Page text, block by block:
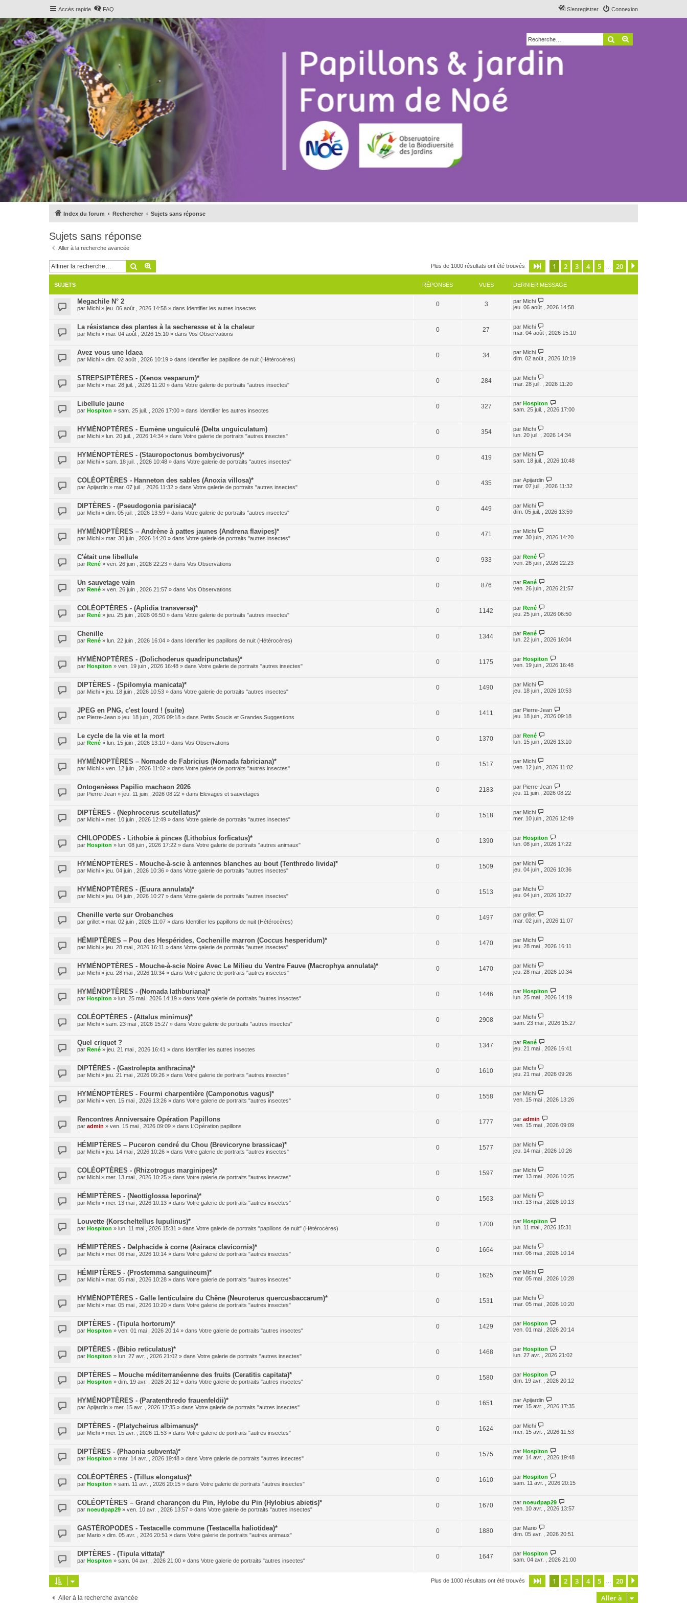
Accès rapide FAQ Connexion
S’enregistrer
Rechercher
Index du forum Rechercher Sujets sans réponse
Sujets sans réponse
Aller à la recherche avancée
Rechercher Plus de 1000 résultats ont été trouvés Page sur20
1 2 3 4 5 20
SUJETS RÉPONSES VUES DERNIER MESSAGE
Megachile N° 2
par Michi » jeu. 06 août , 2026 14:58 » dans Identifier les autres insectes
0 3 par Michi
jeu. 06 août , 2026 14:58
La résistance des plantes à la secheresse et à la chaleur
par Michi » mar. 04 août , 2026 15:10 » dans Vos Observations
0 27 par Michi
mar. 04 août , 2026 15:10
Avez vous une Idaea
par Michi » dim. 02 août , 2026 10:19 » dans Identifier les papillons de nuit (Hétérocères)
0 34 par Michi
dim. 02 août , 2026 10:19
STREPSIPTÈRES - (Xenos vesparum)*
par Michi » mar. 28 juil. , 2026 11:20 » dans Votre galerie de portraits "autres insectes"
0 284 par Michi
mar. 28 juil. , 2026 11:20
Libellule jaune
par Hospiton » sam. 25 juil. , 2026 17:00 » dans Identifier les autres insectes
0 327 par Hospiton
sam. 25 juil. , 2026 17:00
HYMÉNOPTÈRES - Eumène unguiculé (Delta unguiculatum)
par Michi » lun. 20 juil. , 2026 14:34 » dans Votre galerie de portraits "autres insectes"
0 354 par Michi
lun. 20 juil. , 2026 14:34
HYMÉNOPTÈRES - (Stauropoctonus bombycivorus)*
par Michi » sam. 18 juil. , 2026 10:48 » dans Votre galerie de portraits "autres insectes"
0 419 par Michi
sam. 18 juil. , 2026 10:48
COLÉOPTÈRES - Hanneton des sables (Anoxia villosa)*
par Apijardin » mar. 07 juil. , 2026 11:32 » dans Votre galerie de portraits "autres insectes"
0 435 par Apijardin
mar. 07 juil. , 2026 11:32
DIPTÈRES - (Pseudogonia parisiaca)*
par Michi » dim. 05 juil. , 2026 13:59 » dans Votre galerie de portraits "autres insectes"
0 449 par Michi
dim. 05 juil. , 2026 13:59
HYMÉNOPTÈRES – Andrène à pattes jaunes (Andrena flavipes)*
par Michi » mar. 30 juin , 2026 14:20 » dans Votre galerie de portraits "autres insectes"
0 471 par Michi
mar. 30 juin , 2026 14:20
C'était une libellule
par René » ven. 26 juin , 2026 22:23 » dans Vos Observations
0 933 par René
ven. 26 juin , 2026 22:23
Un sauvetage vain
par René » ven. 26 juin , 2026 21:57 » dans Vos Observations
0 876 par René
ven. 26 juin , 2026 21:57
COLÉOPTÈRES - (Aplidia transversa)*
par René » jeu. 25 juin , 2026 06:50 » dans Votre galerie de portraits "autres insectes"
0 1142 par René
jeu. 25 juin , 2026 06:50
Chenille
par René » lun. 22 juin , 2026 16:04 » dans Identifier les papillons de nuit (Hétérocères)
0 1344 par René
lun. 22 juin , 2026 16:04
HYMÉNOPTÈRES - (Dolichoderus quadripunctatus)*
par Hospiton » ven. 19 juin , 2026 16:48 » dans Votre galerie de portraits "autres insectes"
0 1175 par Hospiton
ven. 19 juin , 2026 16:48
DIPTÈRES - (Spilomyia manicata)*
par Michi » jeu. 18 juin , 2026 10:53 » dans Votre galerie de portraits "autres insectes"
0 1490 par Michi
jeu. 18 juin , 2026 10:53
JPEG en PNG, c'est lourd ! (suite)
par Pierre-Jean » jeu. 18 juin , 2026 09:18 » dans Petits Soucis et Grandes Suggestions
0 1411 par Pierre-Jean
jeu. 18 juin , 2026 09:18
Le cycle de la vie et la mort
par René » lun. 15 juin , 2026 13:10 » dans Vos Observations
0 1370 par René
lun. 15 juin , 2026 13:10
HYMÉNOPTÈRES – Nomade de Fabricius (Nomada fabriciana)*
par Michi » ven. 12 juin , 2026 11:02 » dans Votre galerie de portraits "autres insectes"
0 1517 par Michi
ven. 12 juin , 2026 11:02
Ontogenèses Papilio machaon 2026
par Pierre-Jean » jeu. 11 juin , 2026 08:22 » dans Elevages et sauvetages
0 2183 par Pierre-Jean
jeu. 11 juin , 2026 08:22
DIPTÈRES - (Nephrocerus scutellatus)*
par Michi » mer. 10 juin , 2026 12:49 » dans Votre galerie de portraits "autres insectes"
0 1518 par Michi
mer. 10 juin , 2026 12:49
CHILOPODES - Lithobie à pinces (Lithobius forficatus)*
par Hospiton » lun. 08 juin , 2026 17:22 » dans Votre galerie de portraits "autres animaux"
0 1390 par Hospiton
lun. 08 juin , 2026 17:22
HYMÉNOPTÈRES - Mouche-à-scie à antennes blanches au bout (Tenthredo livida)*
par Michi » jeu. 04 juin , 2026 10:36 » dans Votre galerie de portraits "autres insectes"
0 1509 par Michi
jeu. 04 juin , 2026 10:36
HYMÉNOPTÈRES - (Euura annulata)*
par Michi » jeu. 04 juin , 2026 10:27 » dans Votre galerie de portraits "autres insectes"
0 1513 par Michi
jeu. 04 juin , 2026 10:27
Chenille verte sur Orobanches
par grillet » mar. 02 juin , 2026 11:07 » dans Identifier les papillons de nuit (Hétérocères)
0 1497 par grillet
mar. 02 juin , 2026 11:07
HÉMIPTÈRES – Pou des Hespérides, Cochenille marron (Coccus hesperidum)*
par Michi » jeu. 28 mai , 2026 16:11 » dans Votre galerie de portraits "autres insectes"
0 1470 par Michi
jeu. 28 mai , 2026 16:11
HYMÉNOPTÈRES - Mouche-à-scie Noire Avec Le Milieu du Ventre Fauve (Macrophya annulata)*
par Michi » jeu. 28 mai , 2026 10:34 » dans Votre galerie de portraits "autres insectes"
0 1470 par Michi
jeu. 28 mai , 2026 10:34
HYMÉNOPTÈRES - (Nomada lathburiana)*
par Hospiton » lun. 25 mai , 2026 14:19 » dans Votre galerie de portraits "autres insectes"
0 1446 par Hospiton
lun. 25 mai , 2026 14:19
COLÉOPTÈRES - (Attalus minimus)*
par Michi » sam. 23 mai , 2026 15:27 » dans Votre galerie de portraits "autres insectes"
0 2908 par Michi
sam. 23 mai , 2026 15:27
Quel criquet ?
par René » jeu. 21 mai , 2026 16:41 » dans Identifier les autres insectes
0 1347 par René
jeu. 21 mai , 2026 16:41
DIPTÈRES - (Gastrolepta anthracina)*
par Michi » jeu. 21 mai , 2026 09:26 » dans Votre galerie de portraits "autres insectes"
0 1610 par Michi
jeu. 21 mai , 2026 09:26
HYMÉNOPTÈRES - Fourmi charpentière (Camponotus vagus)*
par Michi » ven. 15 mai , 2026 13:26 » dans Votre galerie de portraits "autres insectes"
0 1558 par Michi
ven. 15 mai , 2026 13:26
Rencontres Anniversaire Opération Papillons
par admin » ven. 15 mai , 2026 09:09 » dans L’Opération papillons
0 1777 par admin
ven. 15 mai , 2026 09:09
HÉMIPTÈRES – Puceron cendré du Chou (Brevicoryne brassicae)*
par Michi » jeu. 14 mai , 2026 10:26 » dans Votre galerie de portraits "autres insectes"
0 1577 par Michi
jeu. 14 mai , 2026 10:26
COLÉOPTÈRES - (Rhizotrogus marginipes)*
par Michi » mer. 13 mai , 2026 10:25 » dans Votre galerie de portraits "autres insectes"
0 1597 par Michi
mer. 13 mai , 2026 10:25
HÉMIPTÈRES - (Neottiglossa leporina)*
par Michi » mer. 13 mai , 2026 10:13 » dans Votre galerie de portraits "autres insectes"
0 1563 par Michi
mer. 13 mai , 2026 10:13
Louvette (Korscheltellus lupulinus)*
par Hospiton » lun. 11 mai , 2026 15:31 » dans Votre galerie de portraits "papillons de nuit" (Hétérocères)
0 1700 par Hospiton
lun. 11 mai , 2026 15:31
HÉMIPTÈRES - Delphacide à corne (Asiraca clavicornis)*
par Michi » mer. 06 mai , 2026 10:14 » dans Votre galerie de portraits "autres insectes"
0 1664 par Michi
mer. 06 mai , 2026 10:14
HÉMIPTÈRES - (Prostemma sanguineum)*
par Michi » mar. 05 mai , 2026 10:28 » dans Votre galerie de portraits "autres insectes"
0 1625 par Michi
mar. 05 mai , 2026 10:28
HYMÉNOPTÈRES - Galle lenticulaire du Chêne (Neuroterus quercusbaccarum)*
par Michi » mar. 05 mai , 2026 10:20 » dans Votre galerie de portraits "autres insectes"
0 1531 par Michi
mar. 05 mai , 2026 10:20
DIPTÈRES - (Tipula hortorum)*
par Hospiton » ven. 01 mai , 2026 20:14 » dans Votre galerie de portraits "autres insectes"
0 1429 par Hospiton
ven. 01 mai , 2026 20:14
DIPTÈRES - (Bibio reticulatus)*
par Hospiton » lun. 27 avr. , 2026 21:02 » dans Votre galerie de portraits "autres insectes"
0 1468 par Hospiton
lun. 27 avr. , 2026 21:02
DIPTÈRES – Mouche méditerranéenne des fruits (Ceratitis capitata)*
par Hospiton » dim. 19 avr. , 2026 20:12 » dans Votre galerie de portraits "autres insectes"
0 1580 par Hospiton
dim. 19 avr. , 2026 20:12
HYMÉNOPTÈRES - (Paratenthredo frauenfeldii)*
par Apijardin » mer. 15 avr. , 2026 17:35 » dans Votre galerie de portraits "autres insectes"
0 1651 par Apijardin
mer. 15 avr. , 2026 17:35
DIPTÈRES - (Platycheirus albimanus)*
par Michi » mer. 15 avr. , 2026 11:53 » dans Votre galerie de portraits "autres insectes"
0 1624 par Michi
mer. 15 avr. , 2026 11:53
DIPTÈRES - (Phaonia subventa)*
par Hospiton » mar. 14 avr. , 2026 19:48 » dans Votre galerie de portraits "autres insectes"
0 1575 par Hospiton
mar. 14 avr. , 2026 19:48
COLÉOPTÈRES - (Tillus elongatus)*
par Hospiton » sam. 11 avr. , 2026 20:15 » dans Votre galerie de portraits "autres insectes"
0 1610 par Hospiton
sam. 11 avr. , 2026 20:15
COLÉOPTÈRES – Grand charançon du Pin, Hylobe du Pin (Hylobius abietis)*
par noeudpap29 » ven. 10 avr. , 2026 13:57 » dans Votre galerie de portraits "autres insectes"
0 1670 par noeudpap29
ven. 10 avr. , 2026 13:57
GASTÉROPODES - Testacelle commune (Testacella haliotidea)*
par Mario » dim. 05 avr. , 2026 20:51 » dans Votre galerie de portraits "autres animaux"
0 1880 par Mario
dim. 05 avr. , 2026 20:51
DIPTÈRES - (Tipula vittata)*
par Hospiton » sam. 04 avr. , 2026 21:00 » dans Votre galerie de portraits "autres insectes"
0 1647 par Hospiton
sam. 04 avr. , 2026 21:00
Plus de 1000 résultats ont été trouvés Page sur20
1 2 3 4 5 20
Aller à la recherche avancée Aller à